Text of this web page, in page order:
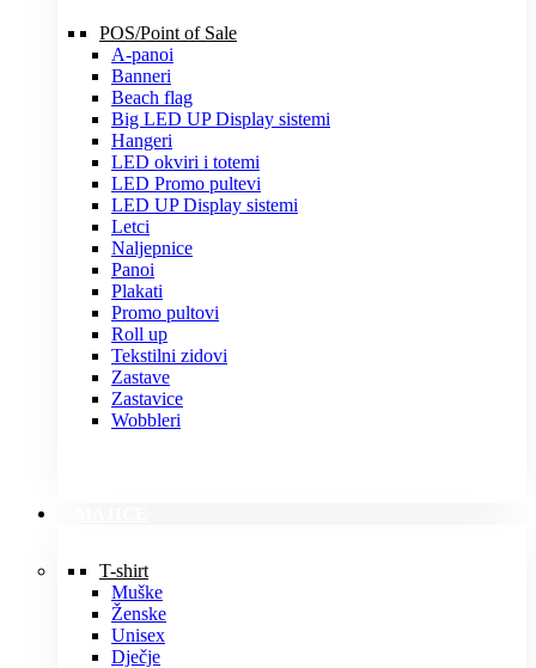
POS/Point of Sale
A-panoi
Banneri
Beach flag
Big LED UP Display sistemi
Hangeri
LED okviri i totemi
LED Promo pultevi
LED UP Display sistemi
Letci
Naljepnice
Panoi
Plakati
Promo pultovi
Roll up
Tekstilni zidovi
Zastave
Zastavice
Wobbleri
T-shirt
Muške
Ženske
Unisex
Dječje